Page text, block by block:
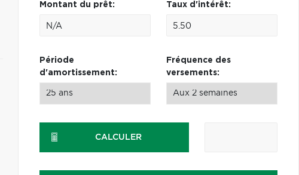
Montant du prêt: Taux d'intérêt:
Période
d'amortissement:
Fréquence des
versements:
CALCULER